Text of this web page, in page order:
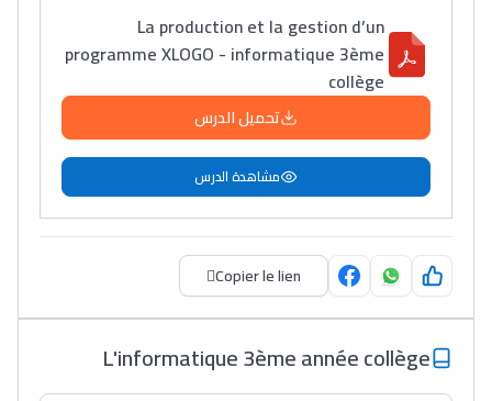
كتحكي على تجربتها
فالرّياضة و الدّراسة
La production et la gestion d’un
programme XLOGO - informatique 3ème
collège
تحميل الدرس
مشاهدة الدرس
Copier le lien
L'informatique 3ème année collège